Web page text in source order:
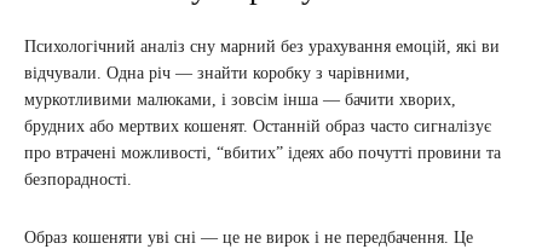
Психологічний аналіз сну марний без урахування емоцій, які ви
відчували. Одна річ — знайти коробку з чарівними,
муркотливими малюками, і зовсім інша — бачити хворих,
брудних або мертвих кошенят. Останній образ часто сигналізує
про втрачені можливості, “вбитих” ідеях або почутті провини та
безпорадності.
Образ кошеняти уві сні — це не вирок і не передбачення. Це